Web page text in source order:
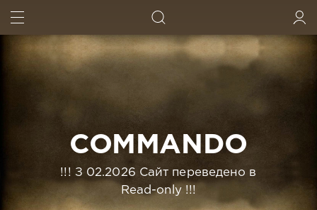
COMMANDO
!!! З 02.2026 Сайт переведено в
Read-only !!!